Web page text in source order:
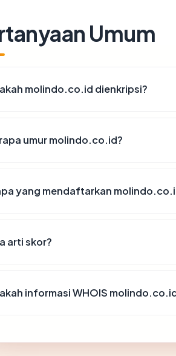
Umum
molindo.co.id dienkripsi?
umur molindo.co.id?
yang mendaftarkan
arti skor?
informasi WHOIS